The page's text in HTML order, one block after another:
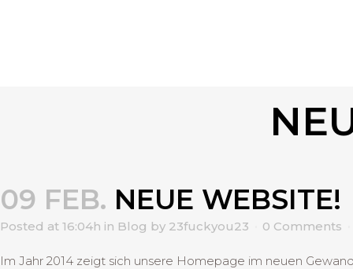
09 FEB. NEUE WEBSITE!
Posted at 16:04h in Blog by 23fuckyou23 0 Comments
Im Jahr 2014 zeigt sich unsere Homepage im neuen